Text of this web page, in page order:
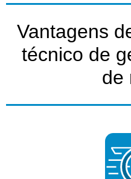
Vantagens
técnico de
de